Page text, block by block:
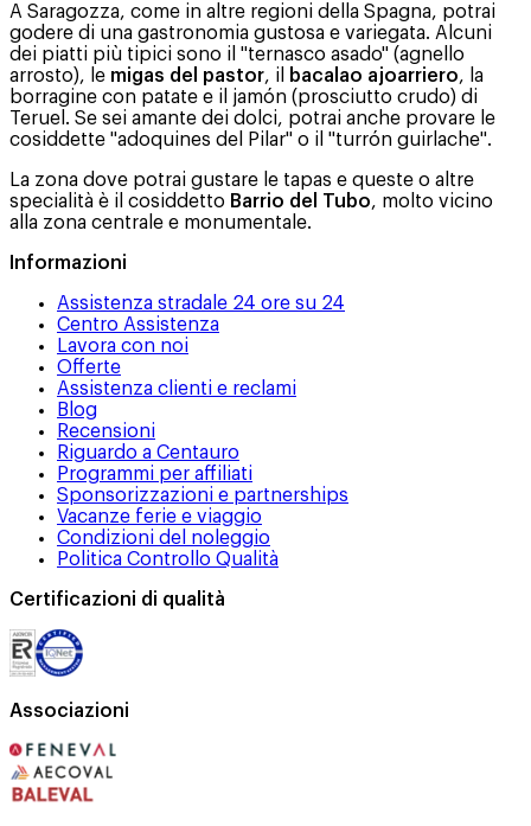
A Saragozza, come in altre regioni della Spagna, potrai
godere di una gastronomia gustosa e variegata. Alcuni
dei piatti più tipici sono il "ternasco asado" (agnello
arrosto), le migas del pastor, il bacalao ajoarriero, la
borragine con patate e il jamón (prosciutto crudo) di
Teruel. Se sei amante dei dolci, potrai anche provare le
cosiddette "adoquines del Pilar" o il "turrón guirlache".
La zona dove potrai gustare le tapas e queste o altre
specialità è il cosiddetto Barrio del Tubo, molto vicino
alla zona centrale e monumentale.
Informazioni
Assistenza stradale 24 ore su 24
Centro Assistenza
Lavora con noi
Offerte
Assistenza clienti e reclami
Blog
Recensioni
Riguardo a Centauro
Programmi per affiliati
Sponsorizzazioni e partnerships
Vacanze ferie e viaggio
Condizioni del noleggio
Politica Controllo Qualità
Certificazioni di qualità
Associazioni